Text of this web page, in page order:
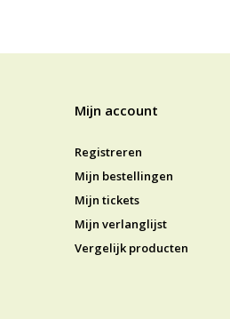
Mijn account
Registreren
Mijn bestellingen
Mijn tickets
Mijn verlanglijst
Vergelijk producten